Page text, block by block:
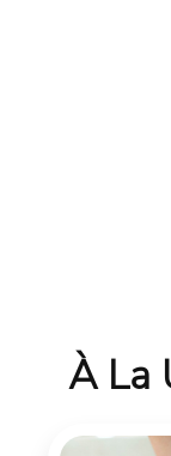
À La